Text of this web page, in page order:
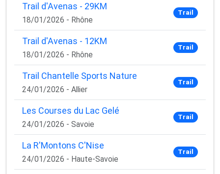
×
🚴‍♂️ Rejoignez la communauté des coureurs
Rejoignez des milliers de sportifs passionnés et
recevez chaque mois :
✅ Des conseils d'entraînement exclusifs
✅ Des astuces de pros pour progresser plus vite
✅ Les dernières tendances matos & nutrition
✅ Descodes promo et bons plans
1 email / mois. Zéro spam. 100 % utile.
Trail d'Avenas - 29KM
18/01/2026 - Rhône
Trail
Trail d'Avenas - 12KM
18/01/2026 - Rhône
Trail
Trail Chantelle Sports Nature
24/01/2026 - Allier
Trail
Les Courses du Lac Gelé
24/01/2026 - Savoie
Trail
La R'Montons C'Nise
24/01/2026 - Haute-Savoie
Trail